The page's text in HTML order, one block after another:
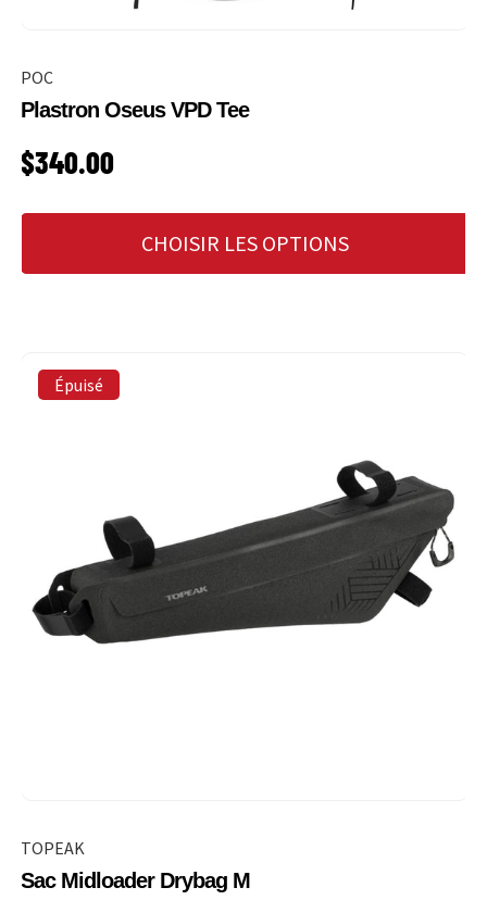
POC
Plastron Oseus VPD Tee
PRIX HABITUEL
$340.00
CHOISIR LES OPTIONS
Épuisé
TOPEAK
Sac Midloader Drybag M